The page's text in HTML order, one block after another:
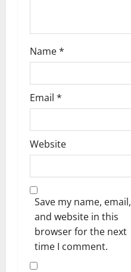
Name*
Email *
Website
Save my name, email,
and website in this
browser for the next
time I comment.